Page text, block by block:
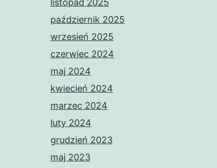
listopad 2025
październik 2025
wrzesień 2025
czerwiec 2024
maj 2024
kwiecień 2024
marzec 2024
luty 2024
grudzień 2023
maj 2023